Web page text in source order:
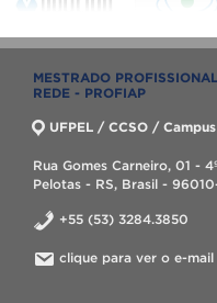
MESTRADO
REDE - PROFIAP
UFPEL / CCSO /
Rua Gomes Carneiro, 01 -
Pelotas - RS, Brasil -
+55 (53) 3284.3850
clique para ver o e-mail